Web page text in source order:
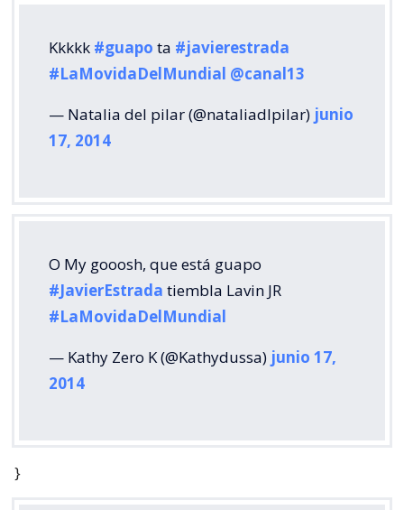
Kkkkk #guapo ta #javierestrada
#LaMovidaDelMundial @canal13
— Natalia del pilar (@nataliadlpilar) junio
17, 2014
O My gooosh, que está guapo
#JavierEstrada tiembla Lavin JR
#LaMovidaDelMundial
— Kathy Zero K (@Kathydussa) junio 17,
2014
}